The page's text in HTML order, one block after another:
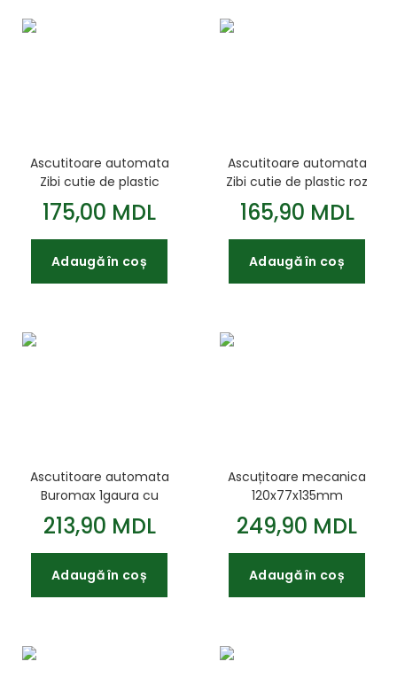
Ascutitoare automata
Zibi cutie de plastic
Albastru deschis
175,00 MDL
Adaugă în coș
Ascutitoare automata
Zibi cutie de plastic roz
165,90 MDL
Adaugă în coș
Ascutitoare automata
Buromax 1gaura cu
container
213,90 MDL
Adaugă în coș
Ascuțitoare mecanica
120x77x135mm
container asortat
249,90 MDL
Adaugă în coș